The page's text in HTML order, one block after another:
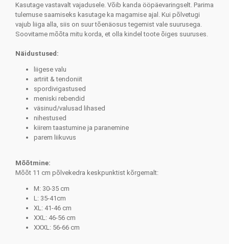
Kasutage vastavalt vajadusele. Võib kanda ööpäevaringselt. Parima
tulemuse saamiseks kasutage ka magamise ajal. Kui põlvetugi
vajub liiga alla, siis on suur tõenäosus tegemist vale suurusega.
Soovitame mõõta mitu korda, et olla kindel toote õiges suuruses.
Näidustused:
liigese valu
artriit & tendoniit
spordivigastused
meniski rebendid
väsinud/valusad lihased
nihestused
kiirem taastumine ja paranemine
parem liikuvus
Mõõtmine:
Mõõt 11 cm põlvekedra keskpunktist kõrgemalt:
M: 30-35 cm
L: 35-41cm
XL: 41-46 cm
XXL: 46-56 cm
XXXL: 56-66 cm